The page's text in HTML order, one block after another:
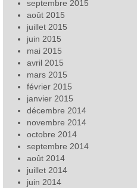
septembre 2015
août 2015
juillet 2015
juin 2015
mai 2015
avril 2015
mars 2015
février 2015
janvier 2015
décembre 2014
novembre 2014
octobre 2014
septembre 2014
août 2014
juillet 2014
juin 2014